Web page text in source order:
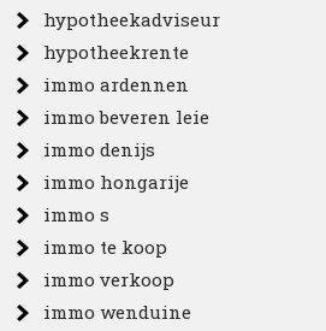
hypotheekadviseur
hypotheekrente
immo ardennen
immo beveren leie
immo denijs
immo hongarije
immo s
immo te koop
immo verkoop
immo wenduine